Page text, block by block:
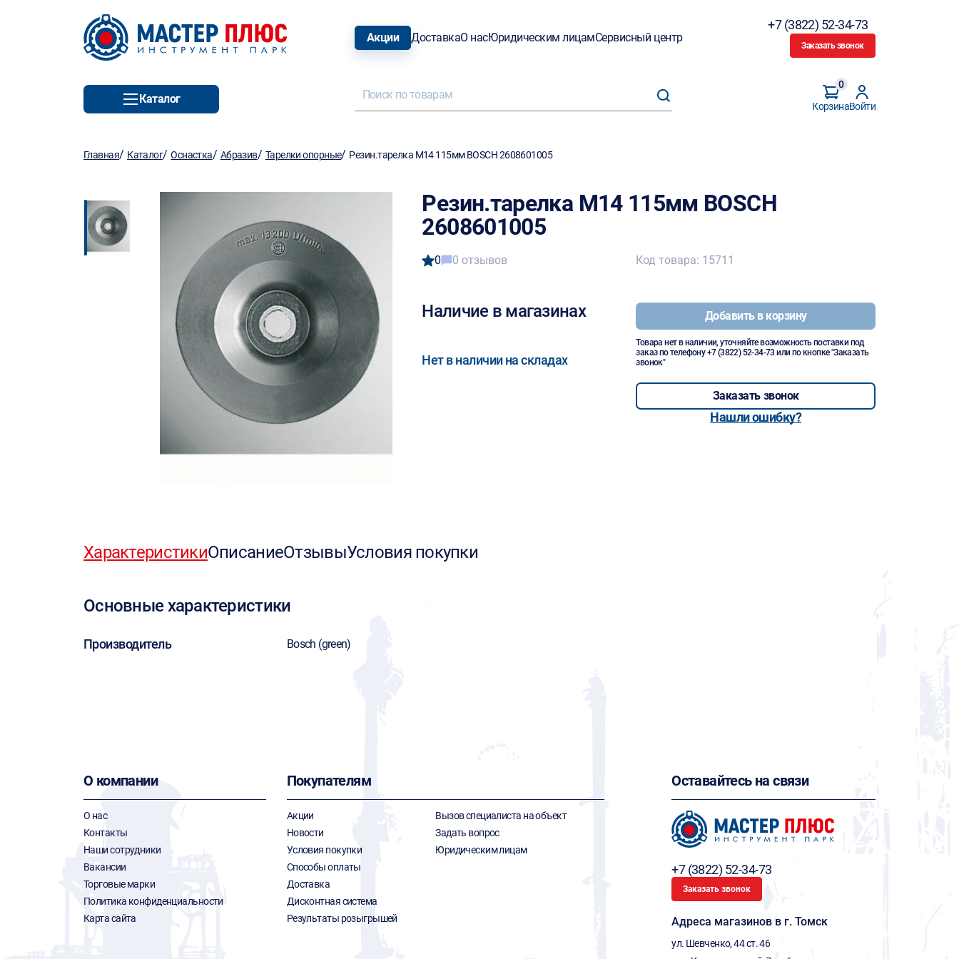
Акции ДоставкаО насЮридическим лицамСервисный центр
+7 (3822) 52-34-73
Заказать звонок
Каталог
Корзина
0
Войти
Главная/ Каталог/Оснастка/ Абразив/ Тарелки опорные/ Резин.тарелка М14 115мм BOSCH 2608601005
Резин.тарелка М14 115мм BOSCH
2608601005
0 0 отзывов
Наличие в магазинах
Нет в наличии на складах
Код товара: 15711
Добавить в корзину
Товара нет в наличии, уточняйте возможность поставки под
заказ по телефону+7 (3822) 52-34-73 или по кнопке "Заказать
звонок"
Заказать звонок
Нашли ошибку?
ХарактеристикиОписаниеОтзывыУсловия покупки
Основные характеристики
Производитель Bosch (green)
О компании
О нас
Контакты
Наши сотрудники
Вакансии
Торговые марки
Политика конфиденциальности
Карта сайта
Покупателям
Акции
Новости
Условия покупки
Способы оплаты
Доставка
Дисконтная система
Результаты розыгрышей
Вызов специалиста на объект
Задать вопрос
Юридическим лицам
Оставайтесь на связи
+7 (3822) 52-34-73
Заказать звонок
Адреса магазинов в г. Томск
ул. Шевченко, 44 ст. 46